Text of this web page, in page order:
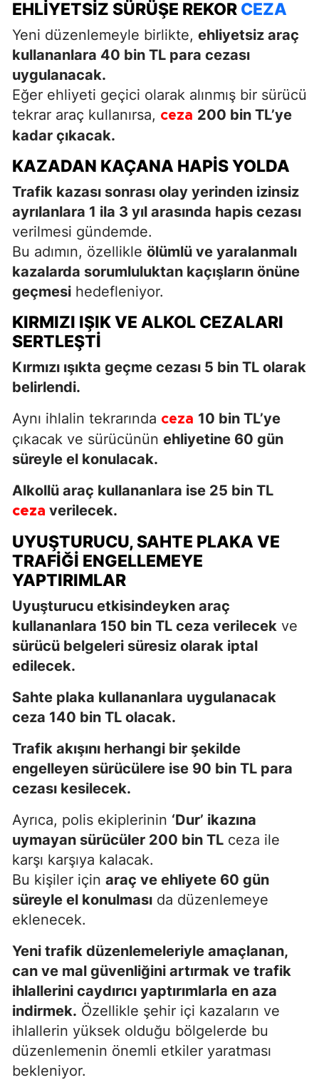
EHLIYETSIZ SÜRÜŞE REKOR CEZA
Yeni düzenlemeyle birlikte, ehliyetsiz araç
kullananlara 40 bin TL para cezası
uygulanacak.
Eğer ehliyeti geçici olarak alınmış bir sürücü
tekrar araç kullanırsa, ceza 200 bin TL’ye
kadar çıkacak.
KAZADAN KAÇANA HAPIS YOLDA
Trafik kazası sonrası olay yerinden izinsiz
ayrılanlara 1 ila 3 yıl arasında hapis cezası
verilmesi gündemde.
Bu adımın, özellikle ölümlü ve yaralanmalı
kazalarda sorumluluktan kaçışların önüne
geçmesi hedefleniyor.
KIRMIZI IŞIK VE ALKOL CEZALARI
SERTLEŞTI
Kırmızı ışıkta geçme cezası 5 bin TL olarak
belirlendi.
Aynı ihlalin tekrarında ceza 10 bin TL’ye
çıkacak ve sürücünün ehliyetine 60 gün
süreyle el konulacak.
Alkollü araç kullananlara ise 25 bin TL
ceza verilecek.
UYUŞTURUCU, SAHTE PLAKA VE
TRAFIĞI ENGELLEMEYE
YAPTIRIMLAR
Uyuşturucu etkisindeyken araç
kullananlara 150 bin TL ceza verilecek ve
sürücü belgeleri süresiz olarak iptal
edilecek.
Sahte plaka kullananlara uygulanacak
ceza 140 bin TL olacak.
Trafik akışını herhangi bir şekilde
engelleyen sürücülere ise 90 bin TL para
cezası kesilecek.
Ayrıca, polis ekiplerinin ‘Dur’ ikazına
uymayan sürücüler 200 bin TL ceza ile
karşı karşıya kalacak.
Bu kişiler için araç ve ehliyete 60 gün
süreyle el konulması da düzenlemeye
eklenecek.
Yeni trafik düzenlemeleriyle amaçlanan,
can ve mal güvenliğini artırmak ve trafik
ihlallerini caydırıcı yaptırımlarla en aza
indirmek. Özellikle şehir içi kazaların ve
ihlallerin yüksek olduğu bölgelerde bu
düzenlemenin önemli etkiler yaratması
bekleniyor.